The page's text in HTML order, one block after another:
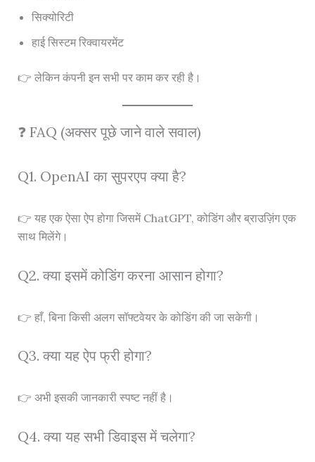
सिक्योरिटी
हाई सिस्टम रिक्वायरमेंट
👉 लेकिन कंपनी इन सभी पर काम कर रही है।
❓ FAQ (अक्सर पूछे जाने वाले सवाल)
Q1. OpenAI का सुपरएप क्या है?
👉 यह एक ऐसा ऐप होगा जिसमें ChatGPT, कोडिंग और ब्राउज़िंग एक
साथ मिलेंगे।
Q2. क्या इसमें कोडिंग करना आसान होगा?
👉 हाँ, बिना किसी अलग सॉफ्टवेयर के कोडिंग की जा सकेगी।
Q3. क्या यह ऐप फ्री होगा?
👉 अभी इसकी जानकारी स्पष्ट नहीं है।
Q4. क्या यह सभी डिवाइस में चलेगा?